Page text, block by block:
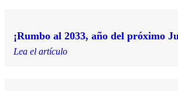
¡Rumbo al 2033, año del próximo
Lea el artículo